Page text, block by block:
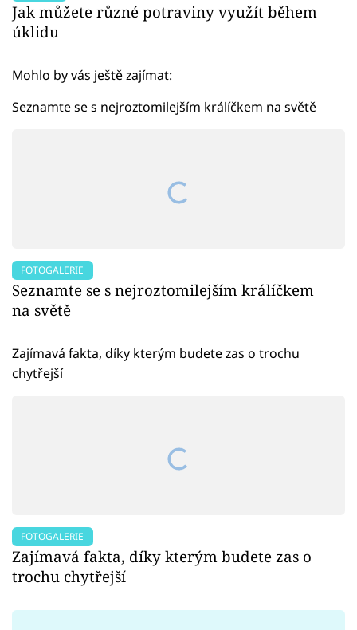
Jak můžete různé potraviny využít během
úklidu
Mohlo by vás ještě zajímat:
Seznamte se s nejroztomilejším králíčkem na světě
FOTOGALERIE
Seznamte se s nejroztomilejším králíčkem
na světě
Zajímavá fakta, díky kterým budete zas o trochu
chytřejší
FOTOGALERIE
Zajímavá fakta, díky kterým budete zas o
trochu chytřejší